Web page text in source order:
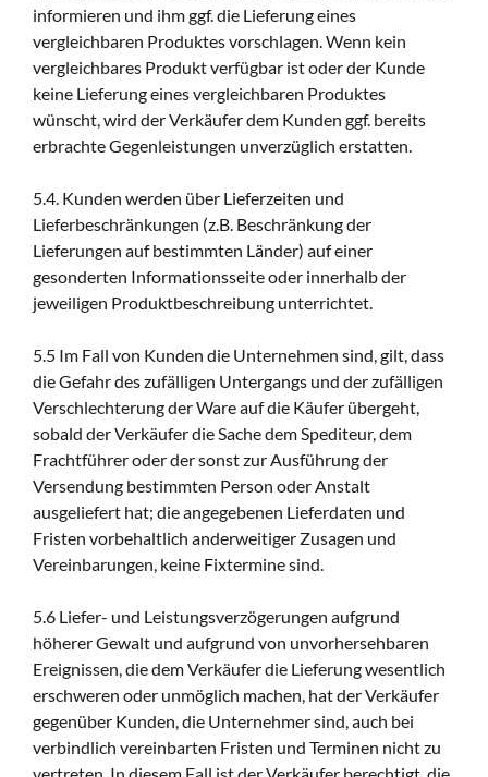
informieren und ihm ggf. die Lieferung eines
vergleichbaren Produktes vorschlagen. Wenn kein
vergleichbares Produkt verfügbar ist oder der Kunde
keine Lieferung eines vergleichbaren Produktes
wünscht, wird der Verkäufer dem Kunden ggf. bereits
erbrachte Gegenleistungen unverzüglich erstatten.
5.4. Kunden werden über Lieferzeiten und
Lieferbeschränkungen (z.B. Beschränkung der
Lieferungen auf bestimmten Länder) auf einer
gesonderten Informationsseite oder innerhalb der
jeweiligen Produktbeschreibung unterrichtet.
5.5 Im Fall von Kunden die Unternehmen sind, gilt, dass
die Gefahr des zufälligen Untergangs und der zufälligen
Verschlechterung der Ware auf die Käufer übergeht,
sobald der Verkäufer die Sache dem Spediteur, dem
Frachtführer oder der sonst zur Ausführung der
Versendung bestimmten Person oder Anstalt
ausgeliefert hat; die angegebenen Lieferdaten und
Fristen vorbehaltlich anderweitiger Zusagen und
Vereinbarungen, keine Fixtermine sind.
5.6 Liefer- und Leistungsverzögerungen aufgrund
höherer Gewalt und aufgrund von unvorhersehbaren
Ereignissen, die dem Verkäufer die Lieferung wesentlich
erschweren oder unmöglich machen, hat der Verkäufer
gegenüber Kunden, die Unternehmer sind, auch bei
verbindlich vereinbarten Fristen und Terminen nicht zu